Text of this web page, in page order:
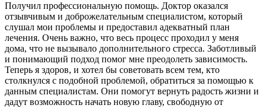
Получил профессиональную помощь. Доктор оказался
отзывчивым и доброжелательным специалистом, который
слушал мои проблемы и предоставил адекватный план
лечения. Очень важно, что весь процесс проходил у меня
дома, что не вызывало дополнительного стресса. Заботливый
и понимающий подход помог мне преодолеть зависимость.
Теперь я здоров, и хотел бы советовать всем тем, кто
столкнулся с подобной проблемой, обратиться за помощью к
данным специалистам. Они помогут вернуть радость жизни и
дадут возможность начать новую главу, свободную от